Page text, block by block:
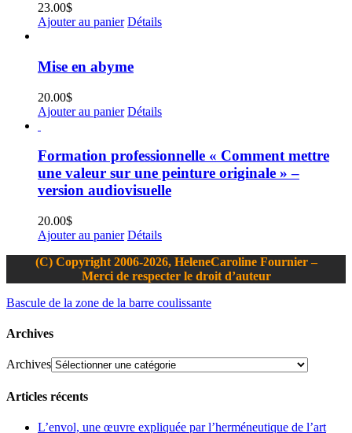
23.00$
Ajouter au panier Détails
Mise en abyme
20.00$
Ajouter au panier Détails
Formation professionnelle « Comment mettre
une valeur sur une peinture originale » –
version audiovisuelle
20.00$
Ajouter au panier Détails
(C) Copyright 2006-2026, HeleneCaroline Fournier –
Merci de respecter le droit d’auteur
Bascule de la zone de la barre coulissante
Archives
Archives
Articles récents
L’envol, une œuvre expliquée par l’herméneutique de l’art